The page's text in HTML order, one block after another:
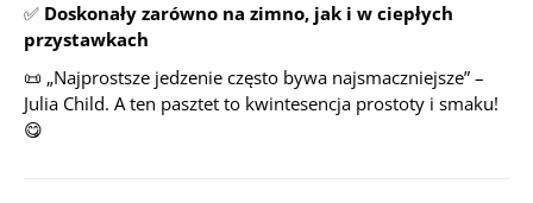
✅ Doskonały zarówno na zimno, jak i w ciepłych
przystawkach
📜 „Najprostsze jedzenie często bywa najsmaczniejsze” –
Julia Child. A ten pasztet to kwintesencja prostoty i smaku!
😋